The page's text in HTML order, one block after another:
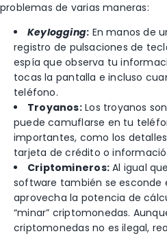
problemas de varias maneras:
Keylogging: En manos de
registro de pulsaciones de
espía que observa tu
tocas la pantalla e incluso
teléfono.
Troyanos:Los troyanos
puede camuflarse en tu
importantes, como los
tarjeta de crédito o
Criptomineros:Al igual
software también se esconde
aprovecha la potencia de
“minar” criptomonedas.
criptomonedas no es ilegal,